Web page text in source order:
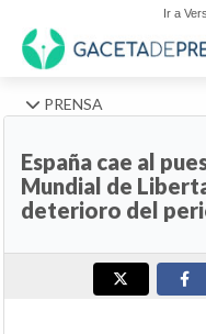
Ir a
PRENSA
España cae al
Mundial de
deterioro del